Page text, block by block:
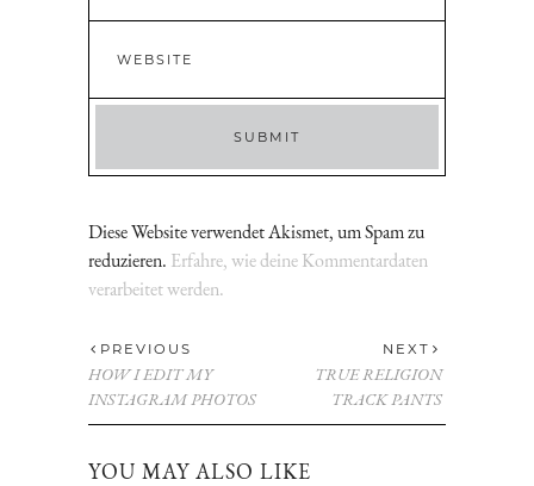
Diese Website verwendet Akismet, um Spam zu
reduzieren. Erfahre, wie deine Kommentardaten
verarbeitet werden.
PREVIOUS
HOW I EDIT MY
INSTAGRAM PHOTOS
NEXT
TRUE RELIGION
TRACK PANTS
YOU MAY ALSO LIKE